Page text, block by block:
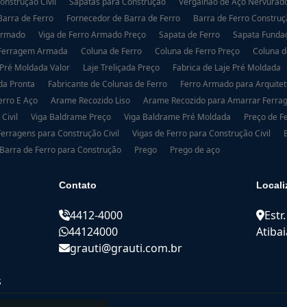
de Ferro Fornecedor de Barra de Ferro Barra de Ferro
Viga de Ferro Armado Preço Sapata de Ferro Sapata
Armada Coluna de Ferro Coluna de Ferro Preço Coluna
Moldada Valor Laje Treliçada Preço Fabrica de Laje Pré Moldada
Pronta Fabricante de Colunas de Ferro Ferro Armado para
E Aço Arame Recozido Liso Arame Recozido para Amarrar
Viga Baldrame Preço Viga Baldrame Pré Moldada
Preço de
para Construção Civil Vigas de Ferro para Construção Civil
Barra de Ferro para Construção
Prego Prego de aço
Contato
4412-4000
44124000
grauti@grauti.com.br